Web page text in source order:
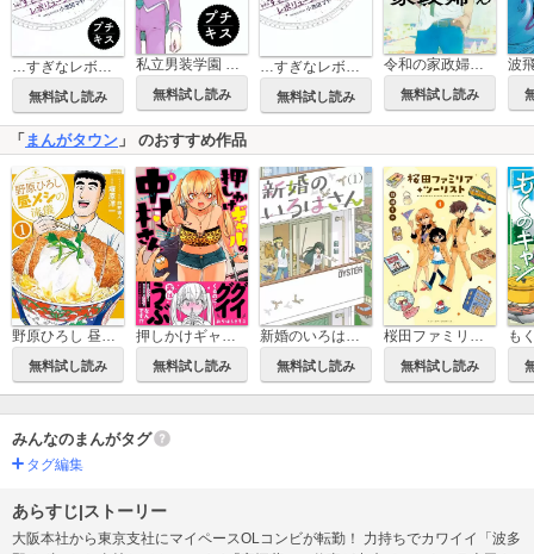
無料試し読み 無料試し読み 無料試し読み
令和の家政婦さん
無料試し読み
「 まんがタウン 」 のおすすめ作品
野原ひろし 昼メシの流儀
無料試し読み
押しかけギャルの中村さん 【電子コミック限定特典付き】
無料試し読み
新婚のいろはさん
無料試し読み
桜田ファミリア◆ツーリスト
無料試し読み
みんなのまんがタグ
タグ編集
あらすじ|ストーリー
大阪本社から東京支社にマイペースOLコンビが転勤！ 力持ちでカワイイ「波多